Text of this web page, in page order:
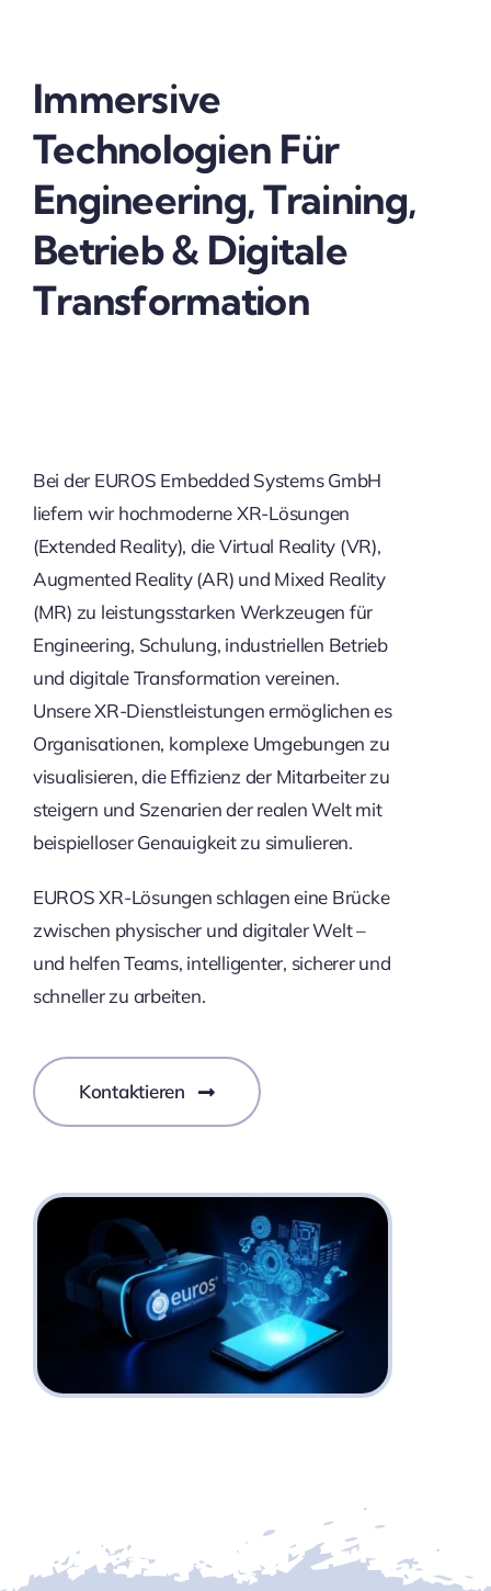
Immersive
Technologien Für
Engineering, Training,
Betrieb & Digitale
Transformation
Bei der EUROS Embedded Systems GmbH
liefern wir hochmoderne XR-Lösungen
(Extended Reality), die Virtual Reality (VR),
Augmented Reality (AR) und Mixed Reality
(MR) zu leistungsstarken Werkzeugen für
Engineering, Schulung, industriellen Betrieb
und digitale Transformation vereinen.
Unsere XR-Dienstleistungen ermöglichen es
Organisationen, komplexe Umgebungen zu
visualisieren, die Effizienz der Mitarbeiter zu
steigern und Szenarien der realen Welt mit
beispielloser Genauigkeit zu simulieren.
EUROS XR-Lösungen schlagen eine Brücke
zwischen physischer und digitaler Welt –
und helfen Teams, intelligenter, sicherer und
schneller zu arbeiten.
Kontaktieren